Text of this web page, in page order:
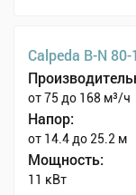
Calpeda B-N
от 75 до 168 м³/ч
Напор:
от 14.4 до 25.2 м
Мощность:
11 кВт